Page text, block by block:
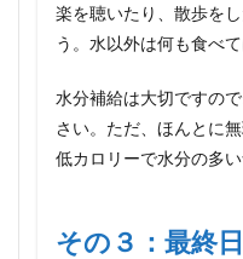
絶食
ダイ
エッ
する
に注
意す
5
楽を聴いたり、散歩を
う。水以外は何も食べて
水分補給は大切ですの
さい。ただ、ほんとに
低カロリーで水分の多
その３：最終